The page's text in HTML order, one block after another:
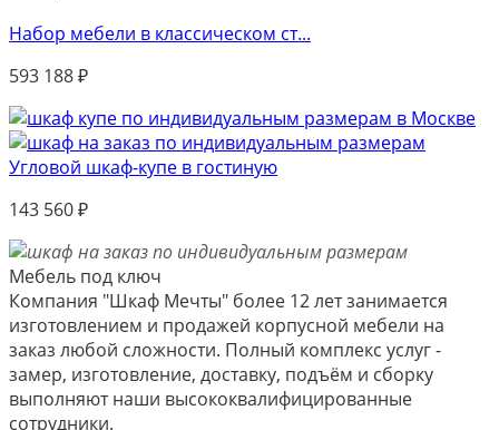
Набор мебели в классическом ст...
593 188₽
Угловой шкаф-купе в гостиную
143 560₽
Мебель под ключ
Компания "Шкаф Мечты" более 12 лет занимается
изготовлением и продажей корпусной мебели на
заказ любой сложности. Полный комплекс услуг -
замер, изготовление, доставку, подъём и сборку
выполняют наши высококвалифицированные
сотрудники.